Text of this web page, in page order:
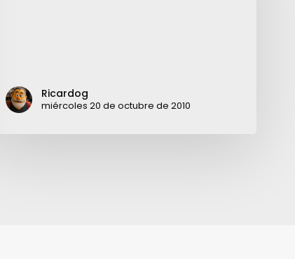
Ricardog
miércoles 20 de octubre de 2010